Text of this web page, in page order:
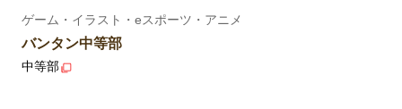
ゲーム・イラスト・eスポーツ・アニメ
バンタン中等部
中等部